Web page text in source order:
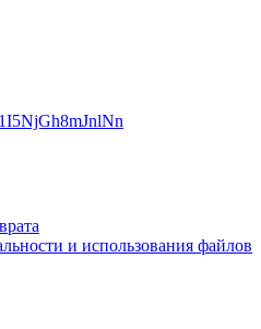
и использования файлов